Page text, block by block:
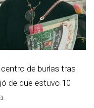
de burlas tras
de que estuvo 10